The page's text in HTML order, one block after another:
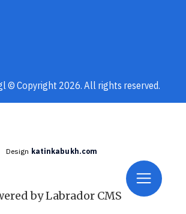
© Copyright 2026. All rights reserved.
Design katinkabukh.com
by Labrador CMS